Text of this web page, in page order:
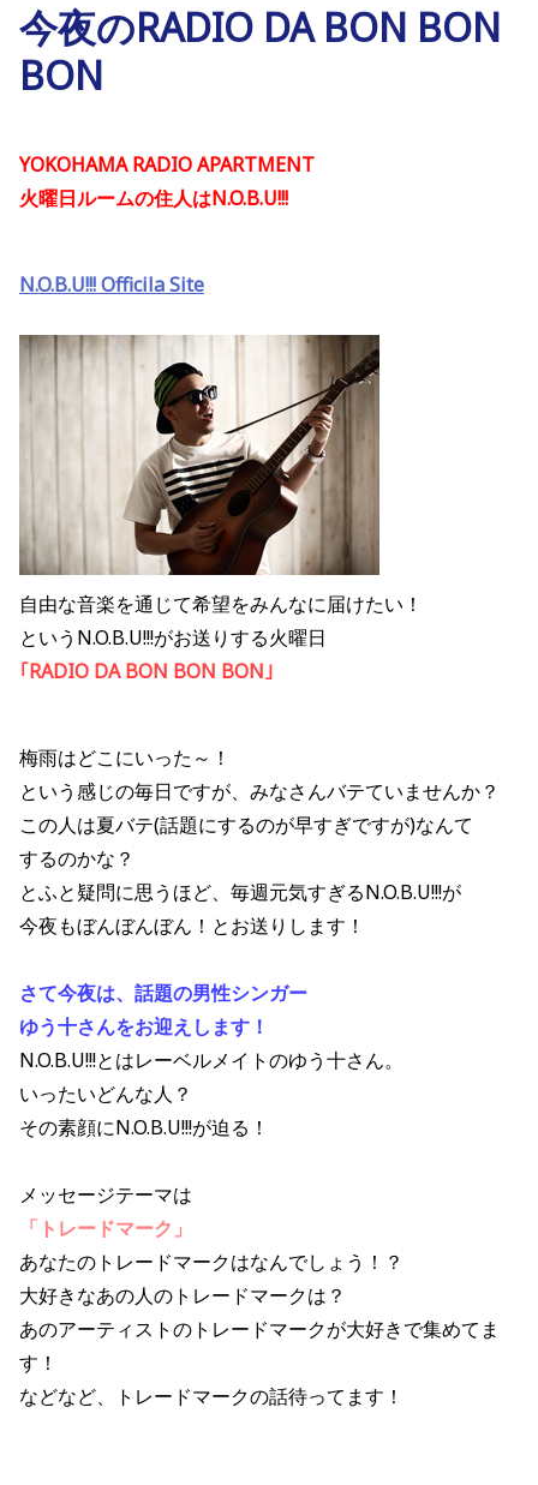
今夜のRADIO DA BON BON
BON
YOKOHAMA RADIO APARTMENT
火曜日ルームの住人はN.O.B.U!!!
N.O.B.U!!! Officila Site
自由な音楽を通じて希望をみんなに届けたい！
というN.O.B.U!!!がお送りする火曜日
｢RADIO DA BON BON BON｣
梅雨はどこにいった～！
という感じの毎日ですが、みなさんバテていませんか？
この人は夏バテ(話題にするのが早すぎですが)なんて
するのかな？
とふと疑問に思うほど、毎週元気すぎるN.O.B.U!!!が
今夜もぼんぼんぼん！とお送りします！
さて今夜は、話題の男性シンガー
ゆう十さんをお迎えします！
N.O.B.U!!!とはレーベルメイトのゆう十さん。
いったいどんな人？
その素顔にN.O.B.U!!!が迫る！
メッセージテーマは
「トレードマーク」
あなたのトレードマークはなんでしょう！？
大好きなあの人のトレードマークは？
あのアーティストのトレードマークが大好きで集めてま
す！
などなど、トレードマークの話待ってます！